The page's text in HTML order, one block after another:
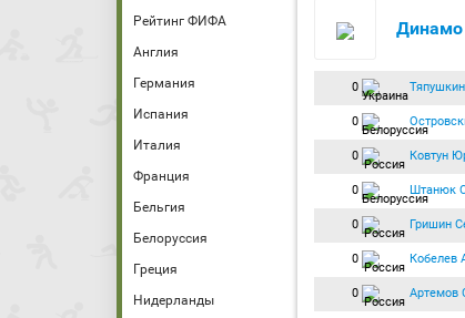
Рейтинг ФИФА
Англия
Германия
Испания
Италия
Франция
Бельгия
Белоруссия
Греция
Нидерланды
0
0
0 Ковтун
0 Штанюк
0 Гришин
0 Кобелев
0 Артемов